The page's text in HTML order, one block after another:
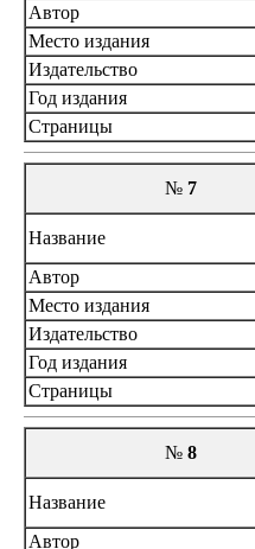
Автор
Место издания
Издательство
Год издания
Страницы
№ 7
Название
Автор
Место издания
Издательство
Год издания
Страницы
№ 8
Название
Автор